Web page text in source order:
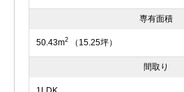
専有面積
50.43m2 （15.25坪）
間取り